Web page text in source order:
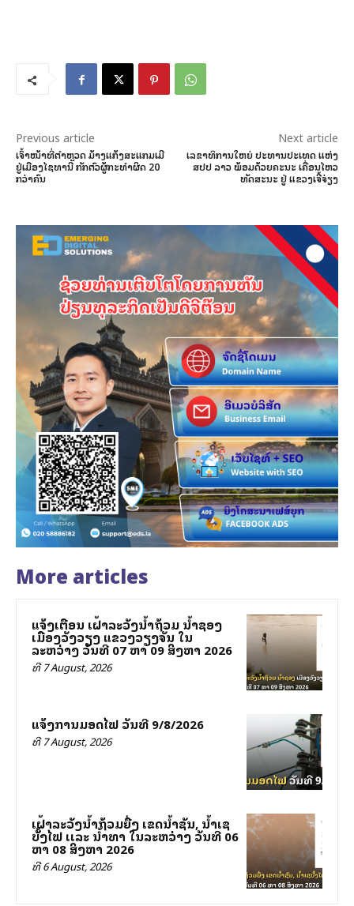
Previous article
ເຈົ້າໜ້າທີ່ຕຳຫຼວດ ມ້າງແກ້ງສະແກມເມີ
ຢູ່ເມືອງໄຊທານີ ກັກຕົວຜູ້ກະທຳຜິດ 20
ກວ່າຄົນ
Next article
ເລຂາທິການໃຫຍ່ ປະທານປະເທດ ແຫ່ງ
ສປປ ລາວ ພ້ອມດ້ວຍຄະນະ ເຄື່ອນໄຫວ
ທັດສະນະ ຢູ່ ແຂວງເຈີ້ຈ່ຽງ
More articles
ແຈ້ງເຕືອນ ເຝົ້າລະວັງນ້ຳຖ້ວມ ນ້ຳຊອງ
ເມືອງວັງວຽງ ແຂວງວຽງຈັນ ໃນ
ລະຫວ່າງ ວັນທີ 07 ຫາ 09 ສິງຫາ 2026
ທີ 7 August, 2026
ແຈ້ງການມອດໄຟ ວັນທີ 9/8/2026
ທີ 7 August, 2026
ເຝົ້າລະວັງນໍ້າຖ້ວມຍື່ງ ເຂດນໍ້າຊັນ, ນໍ້າເຊ
ບັັ້ງໄຟ ເເລະ ນໍ້າທາ ໃນລະຫວ່າງ ວັນທີ 06
ຫາ 08 ສິງຫາ 2026
ທີ 6 August, 2026